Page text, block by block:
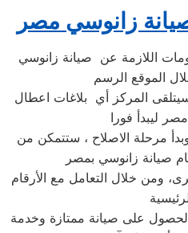
زانوسي مصر
اللازمة عن صيانة زانوسي
الموقع الرسم
المركز أي بلاغات اعطال
ليبدأ فورا
مرحلة الاصلاح ، ستتمكن من
صيانة زانوسي بمصر
ومن خلال التعامل مع الأرقام
على صيانة ممتازة وخدمة